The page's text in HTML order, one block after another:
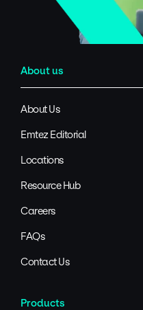
About us
About Us
Emtez Editorial
Locations
Resource Hub
Careers
FAQs
Contact Us
Products